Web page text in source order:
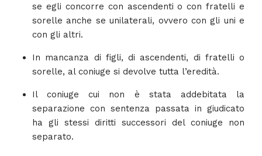
se egli concorre con ascendenti o con fratelli e
sorelle anche se unilaterali, ovvero con gli uni e
con gli altri.
In mancanza di figli, di ascendenti, di fratelli o
sorelle, al coniuge si devolve tutta l’eredità.
Il coniuge cui non è stata addebitata la
separazione con sentenza passata in giudicato
ha gli stessi diritti successori del coniuge non
separato.